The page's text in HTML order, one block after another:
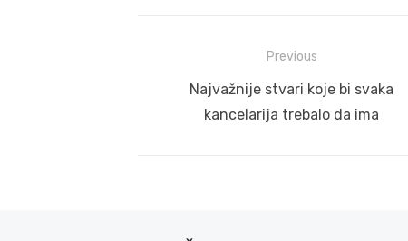
navigation
Previous
Previous
post:
Najvažnije stvari koje bi svaka
kancelarija trebalo da ima